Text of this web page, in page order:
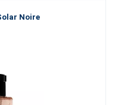
Noire